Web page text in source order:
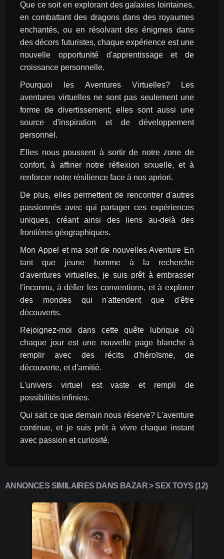
Que ce soit en explorant des galaxies lointaines,
en combattant des dragons dans des royaumes
enchantés, ou en résolvant des énigmes dans
des décors futuristes, chaque expérience est une
nouvelle opportunité d'apprentissage et de
croissance personnelle.
Pourquoi les Aventures Virtuelles? Les
aventures virtuelles ne sont pas seulement une
forme de divertissement; elles sont aussi une
source d'inspiration et de développement
personnel.
Elles nous poussent à sortir de notre zone de
confort, à affiner notre réflexion srxuelle, et à
renforcer notre résilience face à nos apriori.
De plus, elles permettent de rencontrer d'autres
passionnés avec qui partager ces expériences
uniques, créant ainsi des liens au-delà des
frontières géographiques.
Mon Appel et ma soif de nouvelles Aventure En
tant que jeune homme à la recherche
d'aventures virtuelles, je suis prêt à embrasser
l'inconnu, à défier les conventions, et à explorer
des mondes qui n'attendent que d'être
découverts.
Rejoignez-moi dans cette quête lubrique où
chaque jour est une nouvelle page blanche à
remplir avec des récits d'héroïsme, de
découverte, et d'amitié.
L'univers virtuel est vaste et rempli de
possibilités infinies.
Qui sait ce que demain nous réserve? L'aventure
continue, et je suis prêt à vivre chaque instant
avec passion et curiosité.
ANNONCES SIMILAIRES DANS BAZAR > SEX TOYS (12)